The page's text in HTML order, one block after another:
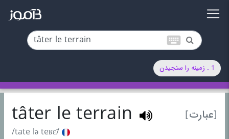
keyboard
1 . زمینه را سنجیدن
[عبارت] tâter le terrain
/tate lə teʁɛ̃/